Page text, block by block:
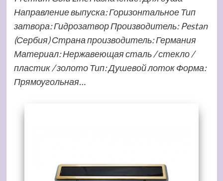
Направление выпуска: Горизонтальное Тип
затвора: Гидрозатвор Производитель: Pestan
(Сербия) Страна производитель: Германия
Материал: Нержавеющая сталь / стекло /
пластик / золото Тип: Душевой лоток Форма:
Прямоугольная…